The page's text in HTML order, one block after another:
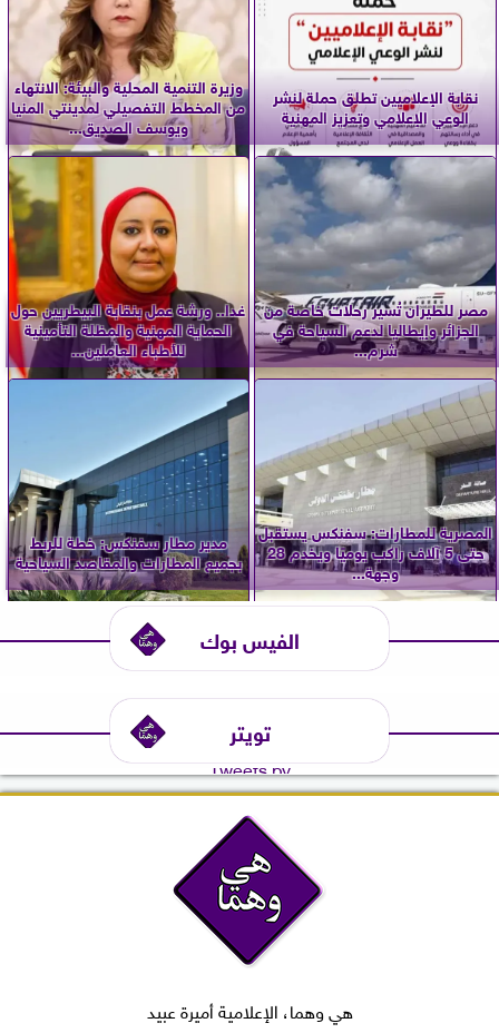
نقابة الإعلاميين تطلق حملة لنشر
الوعي الإعلامي وتعزيز المهنية
وزيرة التنمية المحلية والبيئة: الانتهاء
من المخطط التفصيلي لمدينتي المنيا
ويوسف الصديق...
مصر للطيران تُسير رحلات خاصة من
الجزائر وإيطاليا لدعم السياحة في
شرم...
غدا.. ورشة عمل بنقابة البيطريين حول
الحماية المهنية والمظلة التأمينية
للأطباء العاملين...
المصرية للمطارات: سفنكس يستقبل
حتى 5 آلاف راكب يوميًا ويخدم 28
وجهة...
مدير مطار سفنكس: خطة للربط
بجميع المطارات والمقاصد السياحية
الفيس بوك
تويتر
Tweets by
هي وهما، الإعلامية أميرة عبيد